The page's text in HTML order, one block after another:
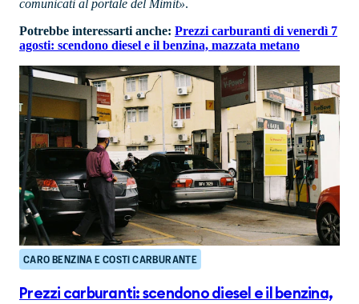
comunicati al portale del Mimit».
Potrebbe interessarti anche: Prezzi carburanti di venerdì 7
agosti: scendono diesel e il benzina, mazzata metano
CARO BENZINA E COSTI CARBURANTE
Prezzi carburanti: scendono diesel e il benzina,